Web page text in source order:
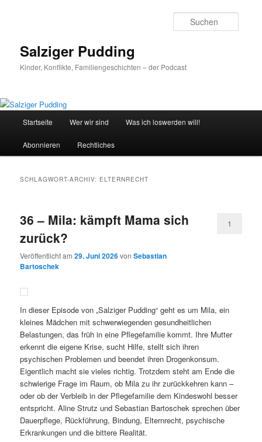
Salziger Pudding
Kinder, Konflikte, Familiengeschichten – der Podcast
Startseite Wer wir sind Was ich loswerden will!
Abonnieren Rechtliches
SCHLAGWORT-ARCHIV: ELTERNRECHT
36 – Mila: kämpft Mama sich
zurück?
Veröffentlicht am29. Juni 2026vonSebastian
Bartoschek
1
In dieser Episode von „Salziger Pudding“ geht es um Mila, ein
kleines Mädchen mit schwerwiegenden gesundheitlichen
Belastungen, das früh in eine Pflegefamilie kommt. Ihre Mutter
erkennt die eigene Krise, sucht Hilfe, stellt sich ihren
psychischen Problemen und beendet ihren Drogenkonsum.
Eigentlich macht sie vieles richtig. Trotzdem steht am Ende die
schwierige Frage im Raum, ob Mila zu ihr zurückkehren kann –
oder ob der Verbleib in der Pflegefamilie dem Kindeswohl besser
entspricht. Aline Strutz und Sebastian Bartoschek sprechen über
Dauerpflege, Rückführung, Bindung, Elternrecht, psychische
Erkrankungen und die bittere Realität.